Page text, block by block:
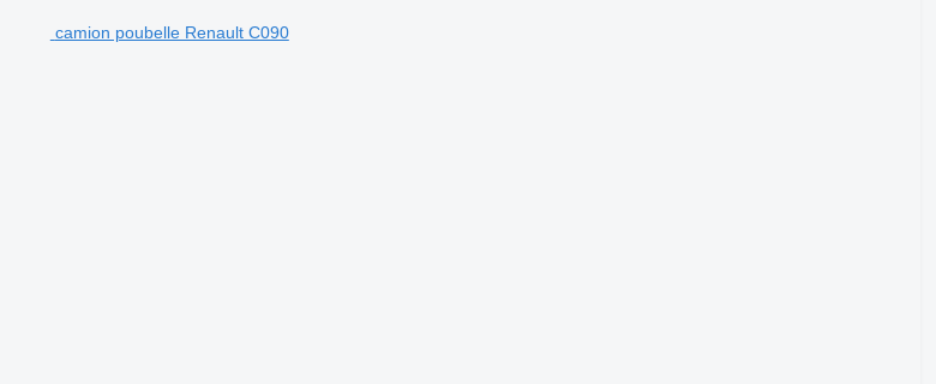
camion poubelle Renault C090